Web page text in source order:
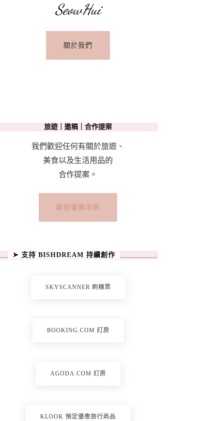
SeowHui
關於我們
旅遊｜邀稿｜合作提案
我們歡迎任何有關於旅遊、
美食以及生活用品的
合作提案。
歡迎電郵洽詢
➤ 支持 BISHDREAM 持續創作
SKYSCANNER 刷機票
BOOKING.COM 訂房
AGODA.COM 訂房
KLOOK 預定優惠旅行商品